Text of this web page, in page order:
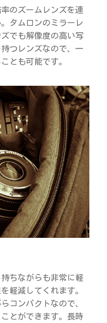
のズームレンズを連
タムロンのミラーレ
でも解像度の高い写
つレンズなので、一
とも可能です。
ちながらも非常に軽
軽減してくれます。
コンパクトなので、
とができます。長時